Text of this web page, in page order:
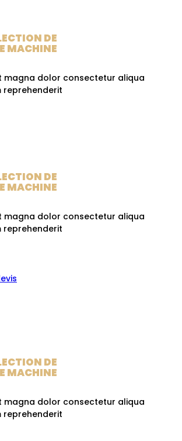
DE
MACHINE
magna dolor consectetur aliqua
DE
MACHINE
magna dolor consectetur aliqua
DE
MACHINE
magna dolor consectetur aliqua